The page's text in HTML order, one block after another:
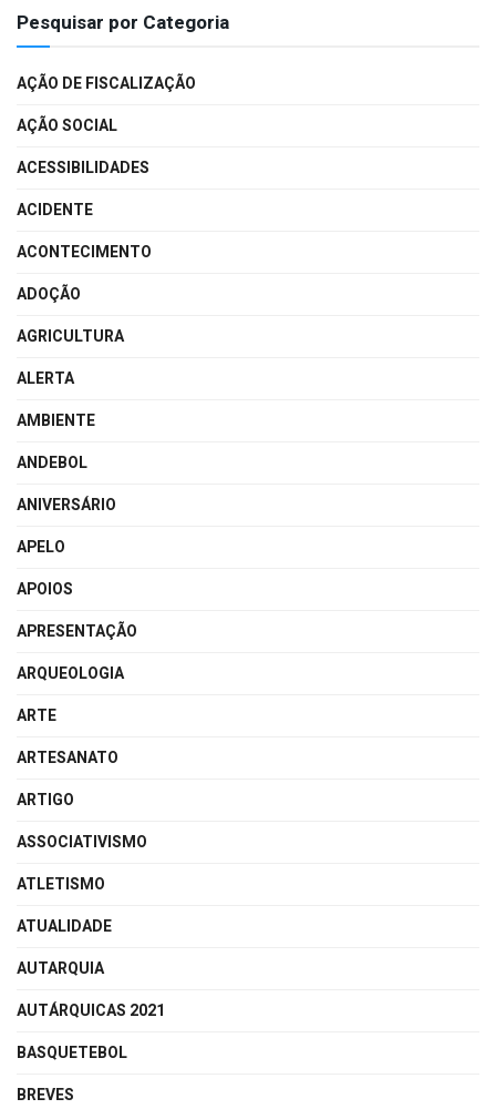
Pesquisar por Categoria
AÇÃO DE FISCALIZAÇÃO
AÇÃO SOCIAL
ACESSIBILIDADES
ACIDENTE
ACONTECIMENTO
ADOÇÃO
AGRICULTURA
ALERTA
AMBIENTE
ANDEBOL
ANIVERSÁRIO
APELO
APOIOS
APRESENTAÇÃO
ARQUEOLOGIA
ARTE
ARTESANATO
ARTIGO
ASSOCIATIVISMO
ATLETISMO
ATUALIDADE
AUTARQUIA
AUTÁRQUICAS 2021
BASQUETEBOL
BREVES